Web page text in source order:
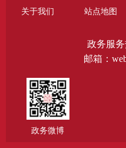
关于我们 站点地图
政务服
邮箱：
政务微博